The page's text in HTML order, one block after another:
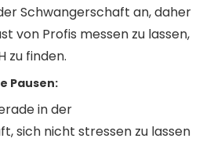
Schwangerschaft an, daher
von Profis messen zu lassen,
zu finden.
Pausen:
in der
sich nicht stressen zu lassen